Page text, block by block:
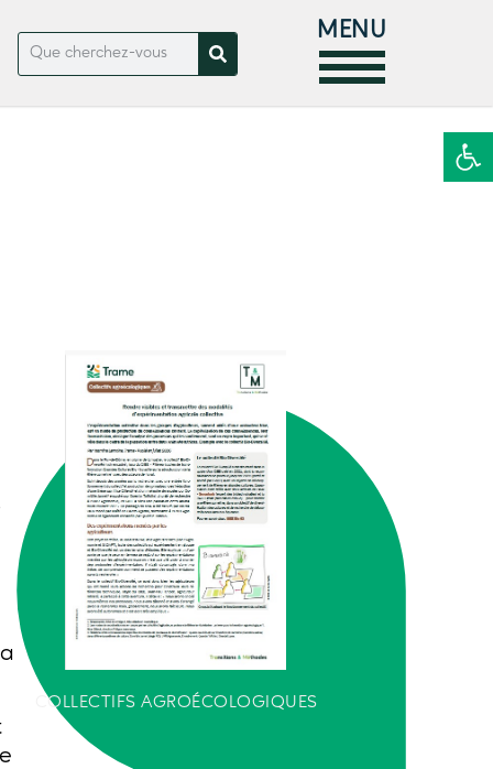
Ouvrir
MENU
COLLECTIFS AGROÉCOLOGIQUES